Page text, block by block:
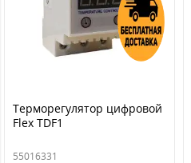
Терморегулятор цифровой
Flex TDF1
55016331